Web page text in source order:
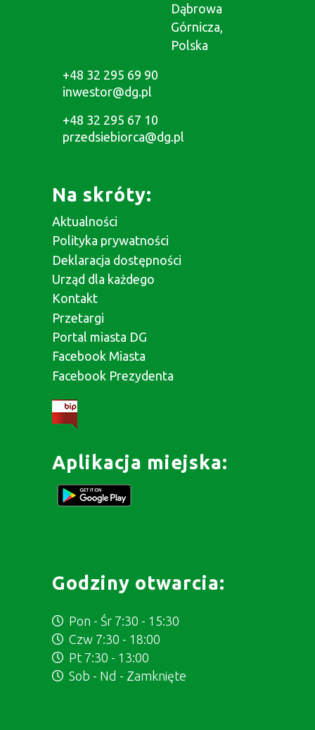
Dąbrowa
Górnicza,
Polska
+48 32 295 69 90
inwestor@dg.pl
+48 32 295 67 10
przedsiebiorca@dg.pl
Na skróty:
Aktualności
Polityka prywatności
Deklaracja dostępności
Urząd dla każdego
Kontakt
Przetargi
Portal miasta DG
Facebook Miasta
Facebook Prezydenta
Aplikacja miejska:
Godziny otwarcia:
Pon - Śr 7:30 - 15:30
Czw 7:30 - 18:00
Pt 7:30 - 13:00
Sob - Nd - Zamknięte